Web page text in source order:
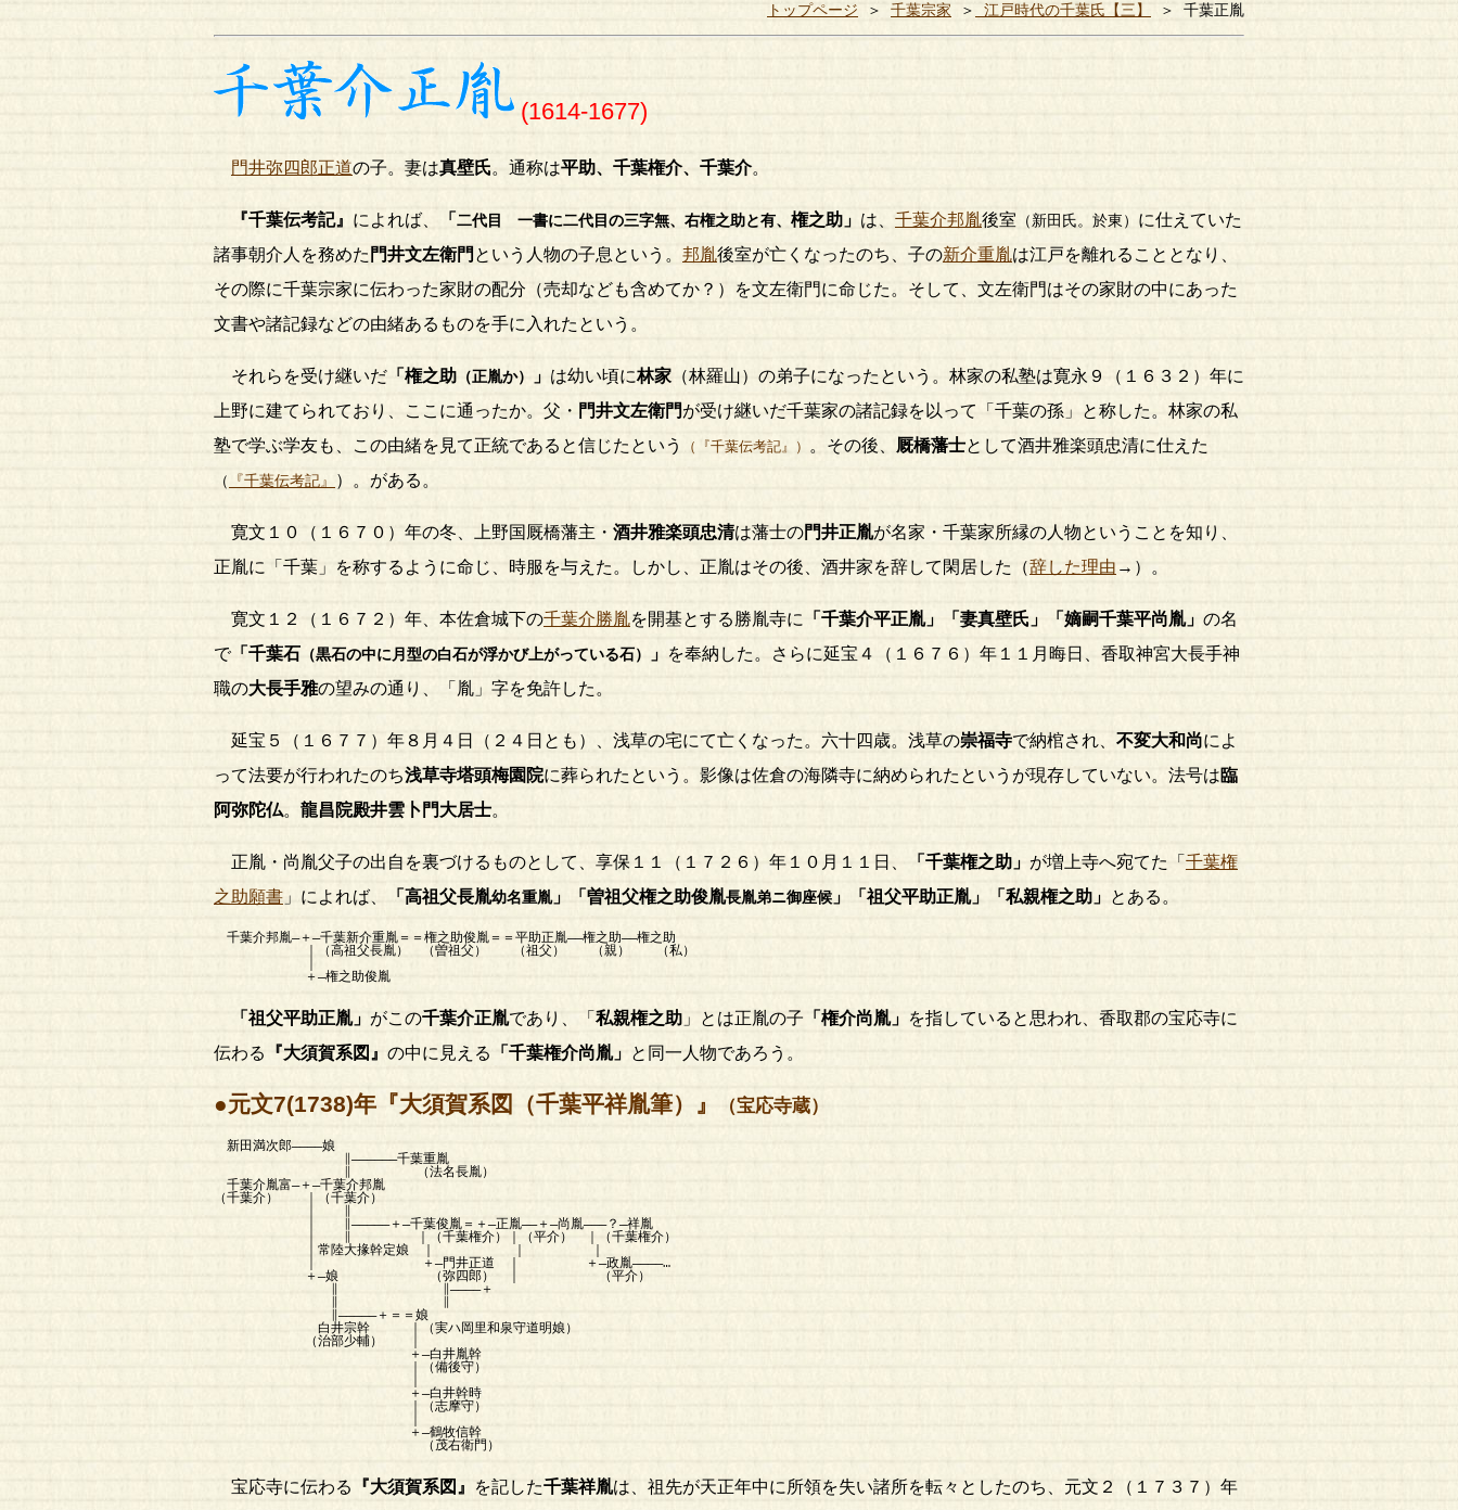
トップページ ＞ 千葉宗家 ＞ 江戸時代の千葉氏【三】 ＞ 千葉正胤
(1614-1677)
門井弥四郎正道の子。妻は真壁氏。通称は平助、 千葉権介、 千葉介。
『千葉伝考記』 によれば、 「 二代目 一書に二代目の三字無、右権之助と有、 権之助」 は、 千葉介邦胤後室 （新田氏。於東） に仕えていた
諸事朝介人を務めた 門井文左衛門 という人物の子息という。 邦胤後室が亡くなったのち、子の新介重胤は江戸を離れることとなり、
その際に千葉宗家に伝わった家財の配分（売却なども含めてか？）を文左衛門に命じた。そして、文左衛門はその家財の中にあった
文書や諸記録などの由緒あるものを手に入れたという。
それらを受け継いだ 「 権之助 （正胤か） 」 は幼い頃に林家 （林羅山）の弟子になったという。林家の私塾は寛永９（１６３２）年に
上野に建てられており、ここに通ったか。父・ 門井文左衛門が受け継いだ千葉家の諸記録を以って「千葉の孫」と称した。林家の私
塾で学ぶ学友も、この由緒を見て正統であると信じたという
（『千葉伝考記』） 。その後、 厩橋藩士として酒井雅楽頭忠清に仕えた
（ 『千葉伝考記』 ）。がある。
寛文１０（１６７０）年の冬、上野国厩橋藩主・ 酒井雅楽頭忠清は藩士の門井正胤が名家・千葉家所縁の人物ということを知り、
正胤に「千葉」を称するように命じ、時服を与えた。しかし、正胤はその後、酒井家を辞して閑居した（辞した理由 →）。
寛文１２（１６７２）年、本佐倉城下の千葉介勝胤を開基とする勝胤寺に 「 千葉介平正胤」「妻真壁氏」「嫡嗣千葉平尚胤」 の名
で「千葉石 （黒石の中に月型の白石が浮かび上がっている石） 」 を奉納した。さらに延宝４（１６７６）年１１月晦日、香取神宮大長手神
職の大長手雅の望みの通り、「胤」字を免許した。
延宝５（１６７７）年８月４日（２４日とも）、浅草の宅にて亡くなった。六十四歳。浅草の崇福寺で納棺され、 不変大和尚によ
って法要が行われたのち浅草寺塔頭梅園院に葬られたという。影像は佐倉の海隣寺に納められたというが現存していない。法号は臨
阿弥陀仏。 龍昌院殿井雲卜門大居士。
正胤・尚胤父子の出自を裏づけるものとして、享保１１（１７２６）年１０月１１日、 「千葉権之助」 が増上寺へ宛てた「 千葉権
之助願書 」によれば、 「高祖父長胤幼名重胤」「曽祖父権之助俊胤長胤弟ニ御座候 」「祖父平助正胤」「私親権之助 」 とある。
千葉介邦胤―＋―千葉新介重胤＝＝権之助俊胤＝＝平助正胤――権之助――権之助
｜（高祖父長胤） （曽祖父） （祖父） （親） （私）
＋―権之助俊胤
「祖父平助正胤」 がこの千葉介正胤であり、「 私親権之助 」とは正胤の子 「 権介尚胤」 を指していると思われ、香取郡の宝応寺に
伝わる
『大須賀系図』 の中に見える 「 千葉権介尚胤」 と同一人物であろう。
●元文7(1738)年『大須賀系図（千葉平祥胤筆）』 （宝応寺蔵）
新田満次郎――――娘
∥――――――千葉重胤
∥ （法名長胤）
千葉介胤富―＋―千葉介邦胤
（千葉介） ｜（千葉介）
｜ ∥―――――＋―千葉俊胤＝＋―正胤――＋―尚胤―――？―祥胤
｜ ∥ ｜（千葉権介）｜（平介） ｜（千葉権介）
｜常陸大掾幹定娘 ｜ ｜ ｜
｜ ＋―門井正道 ｜ ＋―政胤――――…
＋―娘 （弥四郎） ｜ （平介）
∥ ∥――――＋
∥―――――＋＝＝娘
白井宗幹 ｜（実ハ岡里和泉守道明娘）
（治部少輔） ｜
＋―白井胤幹
｜（備後守）
＋―白井幹時
｜（志摩守）
＋―鶴牧信幹
（茂右衛門）
宝応寺に伝わる 『大須賀系図』 を記した千葉祥胤は、祖先が天正年中に所領を失い諸所を転々としたのち、元文２（１７３７）年